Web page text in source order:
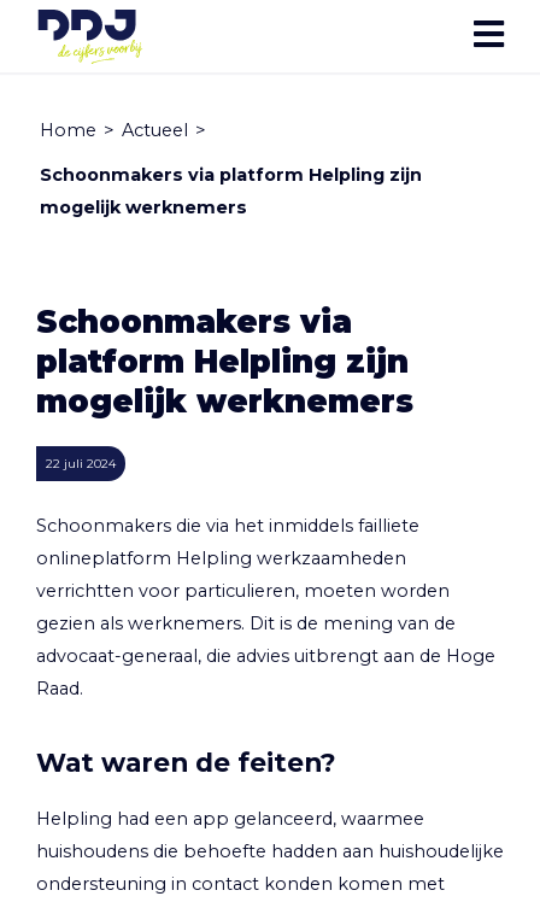
Home > Actueel >
Schoonmakers via platform Helpling zijn
mogelijk werknemers
Schoonmakers via
platform Helpling zijn
mogelijk werknemers
22 juli 2024
Schoonmakers die via het inmiddels failliete
onlineplatform Helpling werkzaamheden
verrichtten voor particulieren, moeten worden
gezien als werknemers. Dit is de mening van de
advocaat-generaal, die advies uitbrengt aan de Hoge
Raad.
Wat waren de feiten?
Helpling had een app gelanceerd, waarmee
huishoudens die behoefte hadden aan huishoudelijke
ondersteuning in contact konden komen met